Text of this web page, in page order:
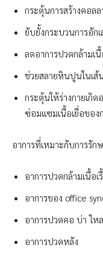
กระตุ้นการสร้างคอลล
ยับยั้งกระบวนการอัก
ลดอาการปวดกล้ามเ
ช่วยสลายหินปูนในเส้
กระตุ้นให้ร่างกายเกิ
ซ่อมแซมเนื้อเยื่อของ
อาการที่เหมาะกับการรัก
อาการปวดกล้ามเนื้อเ
อาการของ office
อาการปวดคอ บ่า ไหล่
อาการปวดหลัง